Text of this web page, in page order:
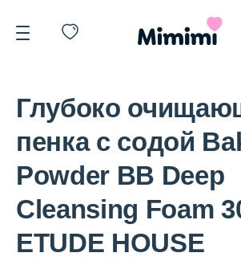
*OVERSTOCK -30%
Уход за лицом
Глубоко
пенка с содой
Powder BB Deep
Cleansing Foam
ETUDE HOUSE